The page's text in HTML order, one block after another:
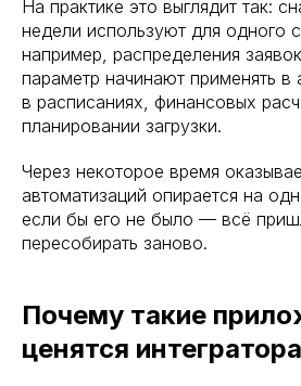
На практике это выглядит так:
недели используют для одного
например, распределения
параметр начинают применять
в расписаниях, финансовых
планировании загрузки.
Через некоторое время
автоматизаций опирается на
если бы его не было — всё
пересобирать заново.
Почему такие
ценятся